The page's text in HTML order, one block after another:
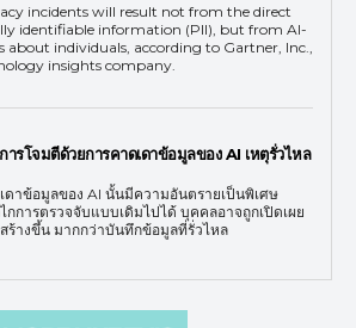
incidents will result not from the direct
identifiable information (PII), but from AI-
about individuals, according to Gartner, Inc.,
insights company.
รโจมตีด้วยการคาดเดาข้อมูลของ AI เหตุรั่วไหล
ดาข้อมูลของ AI นั้นมีความอันตรายเป็นพิเศษ
กการตรวจจับแบบเดิมไปได้ บุคคลอาจถูกเปิดเผย
ร้างขึ้น มากกว่าบันทึกข้อมูลที่รั่วไหล